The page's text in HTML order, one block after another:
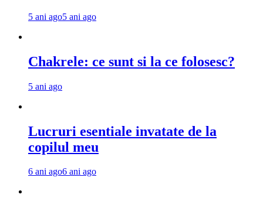
5 ani ago5 ani ago
Chakrele: ce sunt si la ce folosesc?
5 ani ago
Lucruri esentiale invatate de la
copilul meu
6 ani ago6 ani ago